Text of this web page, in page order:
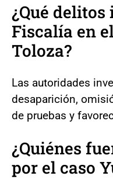
¿Qué
Fiscalía en
Toloza?
Las autoridades
desaparición,
de pruebas y
¿Quiénes
por el caso